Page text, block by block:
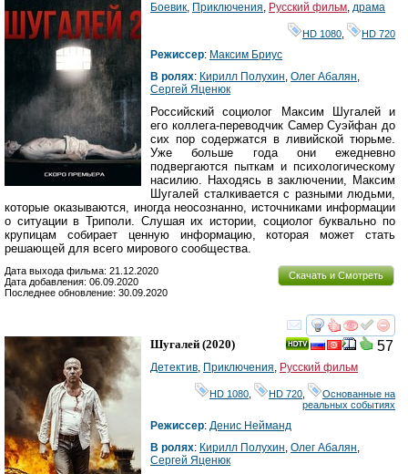
Боевик, Приключения, Русский фильм, драма
HD 1080 HD 720
Режиссер: Максим Бриус
В ролях: Кирилл Полухин, Олег Абалян,
Сергей Яценюк
Российский социолог Максим Шугалей и
его коллега-переводчик Самер Суэйфан до
сих пор содержатся в ливийской тюрьме.
Уже больше года они ежедневно
подвергаются пыткам и психологическому
насилию. Находясь в заключении, Максим
Шугалей сталкивается с разными людьми,
которые оказываются, иногда неосознанно, источниками информации
о ситуации в Триполи. Слушая их истории, социолог буквально по
крупицам собирает ценную информацию, которая может стать
решающей для всего мирового сообщества.
Скачать и Смотреть
Дата выхода фильма: 21.12.2020
Дата добавления: 06.09.2020
Последнее обновление: 30.09.2020
смотреть
57
Шугалей (2020)
Детектив, Приключения, Русский фильм
HD 1080 HD 720
Основанные на
реальных событиях
Режиссер: Денис Нейманд
В ролях: Кирилл Полухин, Олег Абалян,
Сергей Яценюк